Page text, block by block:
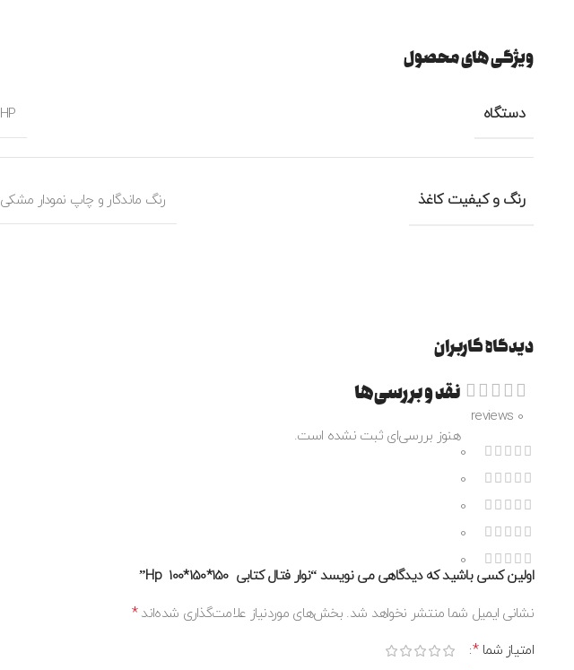
ویژگی های محصول
دستگاه HP
رنگ و کیفیت کاغذ رنگ ماندگار و چاپ نمودار مشکی
دیدگاه کاربران
0 reviews
0
0
0
0
0
نقد و بررسی‌ها
هنوز بررسی‌ای ثبت نشده است.
اولین کسی باشید که دیدگاهی می نویسد “نوار فتال کتابی 150*150*100 Hp”
نشانی ایمیل شما منتشر نخواهد شد. بخش‌های موردنیاز علامت‌گذاری شده‌اند*
امتیاز شما*